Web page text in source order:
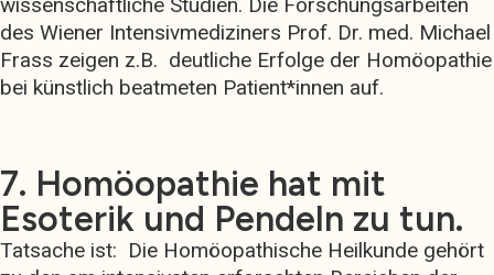
des Wiener Intensivmediziners Prof. Dr. med. Michael
Frass zeigen z.B. deutliche Erfolge der Homöopathie
bei künstlich beatmeten Patient*innen auf.
7. Homöopathie hat mit
Esoterik und Pendeln zu tun.
Tatsache ist: Die Homöopathische Heilkunde gehört